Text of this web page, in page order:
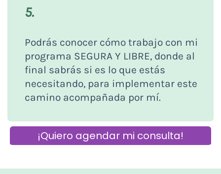
5.
Podrás conocer cómo trabajo con mi
programa SEGURA Y LIBRE, donde al
final sabrás si es lo que estás
necesitando, para implementar este
camino acompañada por mí.
¡Quiero agendar mi consulta!